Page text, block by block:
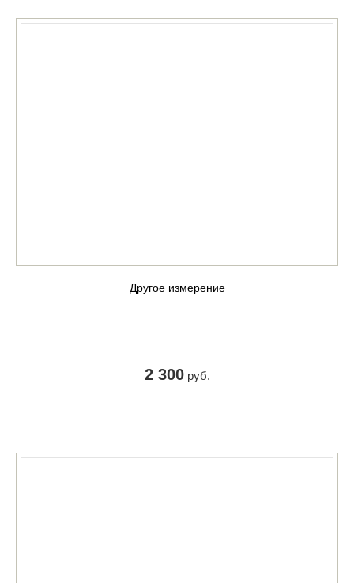
Другое измерение
2 300руб.